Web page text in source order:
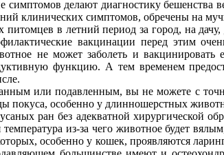
делают диагностику бешенства
клинических симптомов, обречены на
в летний период за город, на
вакцинации перед этим
не может заболеть и
функцию. А тем временем
или подавленным, вы не можете с
покуса, особенно у длинношерстных
ран без адекватной хирургической
из-за чего животное будет
особенно у кошек, проявляются